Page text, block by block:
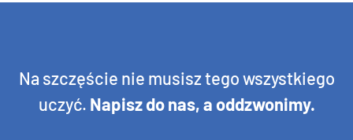
Na szczęście nie musisz tego wszystkiego
uczyć. Napisz do nas, a oddzwonimy.